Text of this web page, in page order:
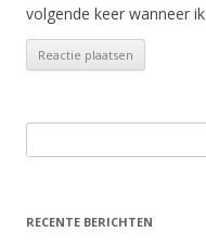
volgende keer wanneer
naar:
RECENTE BERICHTEN